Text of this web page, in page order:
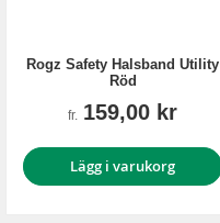
Rogz Safety Halsband Utility
Röd
fr. 159,00 kr
Lägg i varukorg